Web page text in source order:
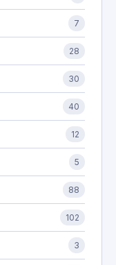
7
28
30
40
12
5
88
102
3